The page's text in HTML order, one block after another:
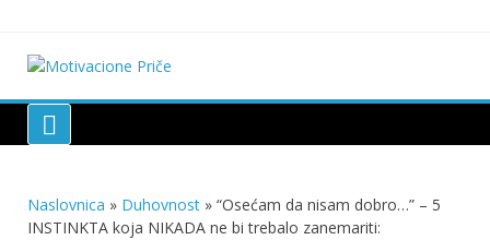
content
Motivacione Priče
Naslovnica » Duhovnost » “Osećam da nisam dobro…” – 5
INSTINKTA koja NIKADA ne bi trebalo zanemariti: